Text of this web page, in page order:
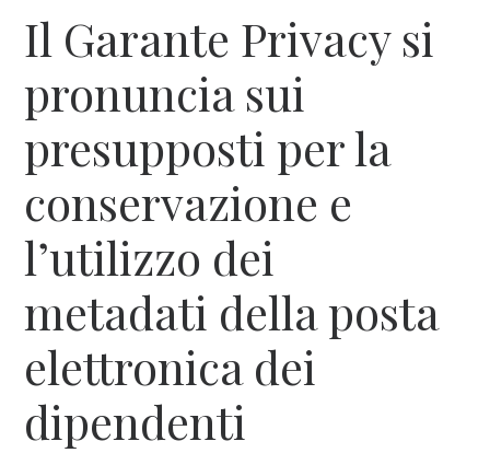
Il Garante Privacy si
pronuncia sui
presupposti per la
conservazione e
l’utilizzo dei
metadati della posta
elettronica dei
dipendenti